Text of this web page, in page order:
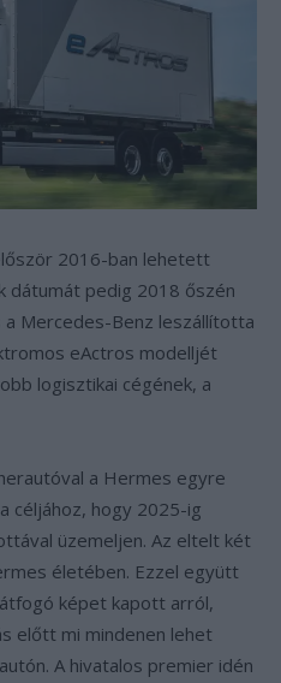
2016-ban lehetett
dátumát pedig 2018 őszén
Mercedes-Benz leszállította
eActros modelljét
logisztikai cégének, a
a Hermes egyre
céljához, hogy 2025-ig
üzemeljen. Az eltelt két
életében. Ezzel együtt
képet kapott arról,
előtt mi mindenen lehet
A hivatalos premier idén